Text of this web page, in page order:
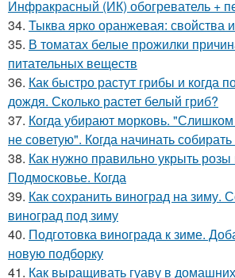
Инфракрасный (ИК) обогреватель +
34. Тыква ярко оранжевая: свойства
35. В томатах белые прожилки
питательных веществ
36. Как быстро растут грибы и когда
дождя. Сколько растет белый гриб?
37. Когда убирают морковь.
не советую". Когда начинать
38. Как нужно правильно укрыть розы
Подмосковье. Когда
39. Как сохранить виноград на зиму.
виноград под зиму
40. Подготовка винограда к зиме.
новую подборку
41. Как выращивать гуаву в